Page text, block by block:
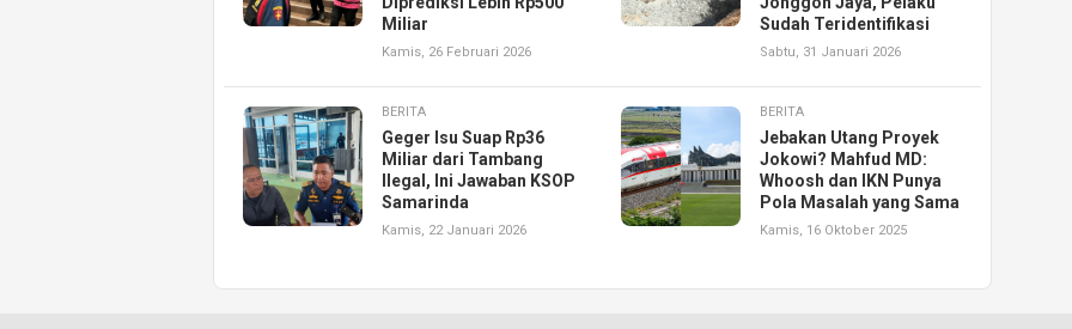
Miliar
Kamis, 26 Februari 2026
Sudah Teridentifikasi
Sabtu, 31 Januari 2026
BERITA
Geger Isu Suap Rp36
Miliar dari Tambang
Ilegal, Ini Jawaban KSOP
Samarinda
Kamis, 22 Januari 2026
BERITA
Jebakan Utang Proyek
Jokowi? Mahfud MD:
Whoosh dan IKN Punya
Pola Masalah yang Sama
Kamis, 16 Oktober 2025